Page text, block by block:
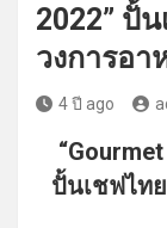
2022” ปั้
วงการอา
4 ปี ago
ปั้นเชฟไท